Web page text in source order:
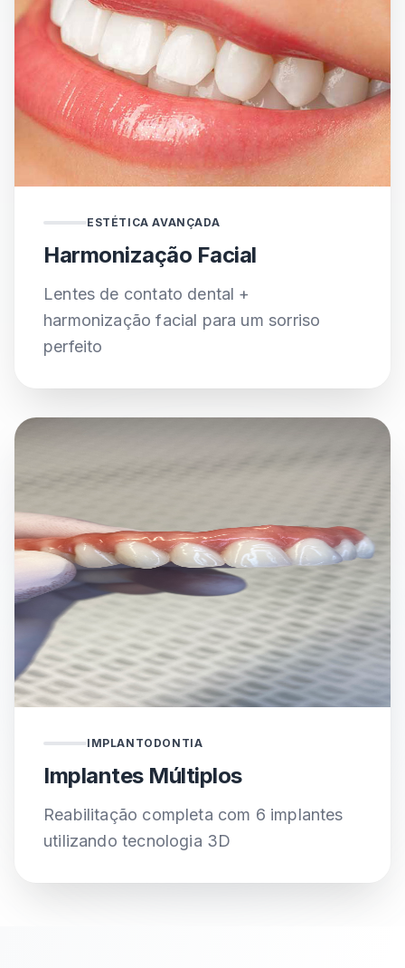
✓ Lentes de contato dental
✓ Resultado natural
ESTÉTICA AVANÇADA
Harmonização Facial
Lentes de contato dental +
harmonização facial para um sorriso
perfeito
✓ 6 implantes estratégicos
✓ Recuperação rápida
IMPLANTODONTIA
Implantes Múltiplos
Reabilitação completa com 6 implantes
utilizando tecnologia 3D